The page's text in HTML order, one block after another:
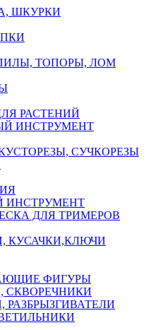
ШКУРКИ
ТОПОРЫ, ЛОМ
РАСТЕНИЙ
ИНСТРУМЕНТ
СУЧКОРЕЗЫ
ИНСТРУМЕНТ
ДЛЯ ТРИМЕРОВ
КУСАЧКИ,КЛЮЧИ
ФИГУРЫ
СКВОРЕЧНИКИ
РАЗБРЫЗГИВАТЕЛИ